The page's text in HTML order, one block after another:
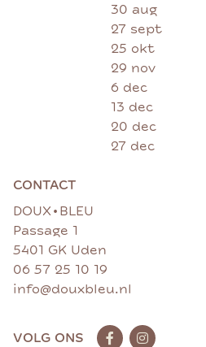
30 aug
27 sept
25 okt
29 nov
6 dec
13 dec
20 dec
27 dec
CONTACT
DOUX • BLEU
Passage 1
5401 GK Uden
06 57 25 10 19
info@douxbleu.nl
VOLG ONS